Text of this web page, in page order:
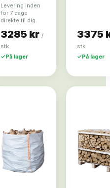
Levering inden
for 7 dage
direkte til dig.
3285 kr /
stk
✓På lager
3375
stk
✓På lager